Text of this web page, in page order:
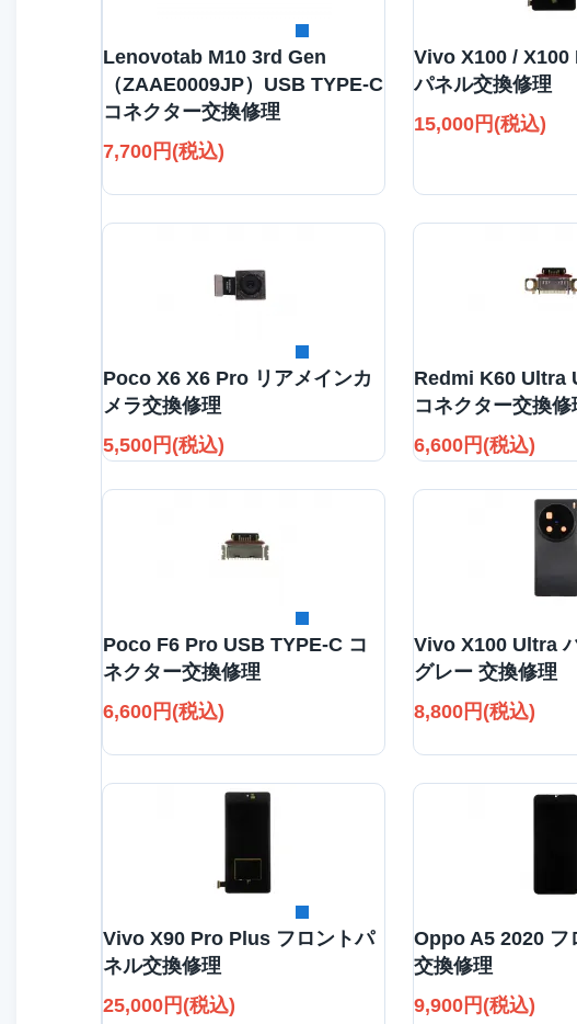
Lenovotab M10 3rd Gen
（ZAAE0009JP）USB TYPE-C
コネクター交換修理
7,700円(税込)
Vivo X100 / X100
パネル交換修理
15,000円(税込)
Poco X6 X6 Pro リアメインカ
メラ交換修理
5,500円(税込)
Redmi K60 Ultra
コネクター交換修
6,600円(税込)
Poco F6 Pro USB TYPE-C コ
ネクター交換修理
6,600円(税込)
Vivo X100 Ultra
グレー 交換修理
8,800円(税込)
Vivo X90 Pro Plus フロントパ
ネル交換修理
25,000円(税込)
Oppo A5 2020 フ
交換修理
9,900円(税込)